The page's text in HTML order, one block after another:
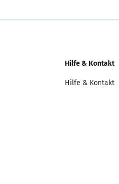
Hilfe & Kontakt
Hilfe & Kontakt